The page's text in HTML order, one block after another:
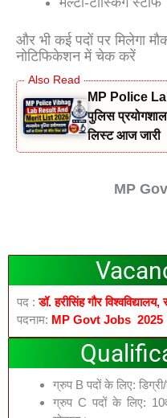
और भी कई पदों पर मिलेगा
नोटिफिकेशन में चेक करें
MP Police
पुलिस
लिस्ट आज जारी
MP
पद :डॉ. हरीसिंह गौर विश्वविद्यालय,
पदनाम: MP Govt Jobs 2025
ग्रुप B पदों के लिए:
ग्रुप C पदों के लिए: